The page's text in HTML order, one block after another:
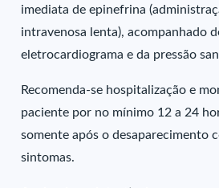
imediata de epinefrina
intravenosa lenta), acompanhado
eletrocardiograma e da pressão
Recomenda-se hospitalização e
paciente por no mínimo 12 a 24
somente após o desaparecimento
sintomas.